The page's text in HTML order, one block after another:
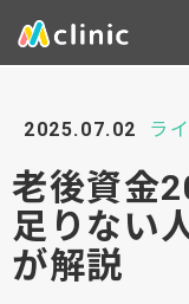
2025.07.02 ラ
老後資金
足りない
が解説